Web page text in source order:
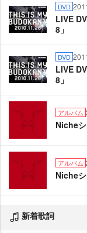
DVD
LIVE
8」
DVD
LIVE
8」
アルバム
Niche
アルバム
Niche
新着歌詞